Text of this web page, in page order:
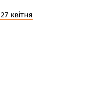
квітня